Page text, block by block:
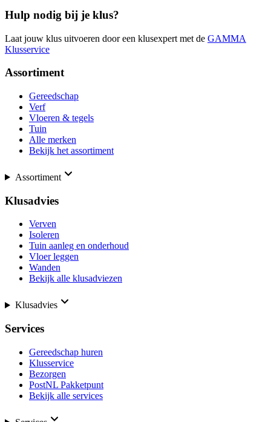
Hulp nodig bij je klus?
Laat jouw klus uitvoeren door een klusexpert met de GAMMA
Klusservice
Assortiment
Gereedschap
Verf
Vloeren & tegels
Tuin
Alle merken
Bekijk het assortiment
Assortiment
Klusadvies
Verven
Isoleren
Tuin aanleg en onderhoud
Vloer leggen
Wanden
Bekijk alle klusadviezen
Klusadvies
Services
Gereedschap huren
Klusservice
Bezorgen
PostNL Pakketpunt
Bekijk alle services